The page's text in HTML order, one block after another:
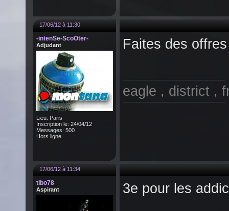
17/06/12 à 11:30
-intenSe-ScoOter-
Adjudant
Lieu: Paris
Inscription le: 24/04/12
Messages: 500
Hors ligne
Faites des
eagle , district ,
17/06/12 à 11:34
tibo78
Aspirant 3e pour les